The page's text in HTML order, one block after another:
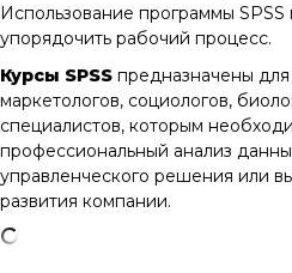
Использование программы
упорядочить рабочий процесс.
Курсы SPSS предназначены
маркетологов, социологов,
специалистов, которым
профессиональный анализ
управленческого решения или
развития компании.